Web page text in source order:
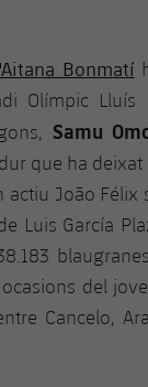
general
Bonmatí
Olímpic Lluís
Samu
que ha
actiu João Félix
Luis García
del
Cancelo,